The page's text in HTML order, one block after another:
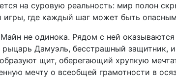
на суровую реальность: мир полон
игры, где каждый шаг может быть
не одинока. Рядом с ней
рыцарь Дамуэль, бесстрашный защитник,
щит, оберегающий хрупкую
мечту о всеобщей грамотности в